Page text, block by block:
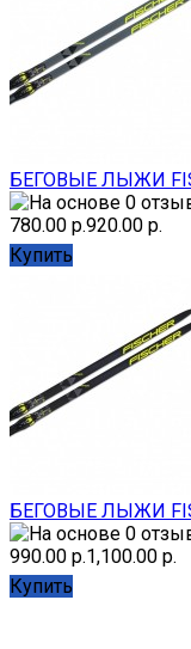
БЕГОВЫЕ ЛЫЖИ
780.00 р.920.00 р.
Купить
БЕГОВЫЕ ЛЫЖИ
990.00 р.1,100.00 р.
Купить